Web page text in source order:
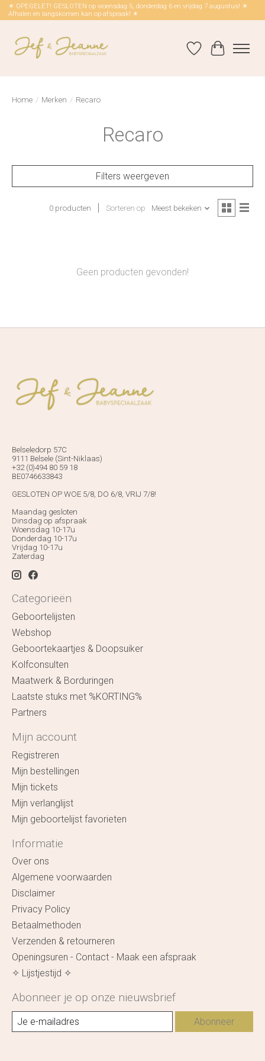
☀ OPEGELET! GESLOTEN op woensdag 5, donderdag 6 en vrijdag 7 augustus! ☀
Afhalen en langskomen kan op afspraak! ☀
Verlanglijst
Home / Merken / Recaro
Recaro
Filters weergeven
0 producten Sorteren op Meest bekeken
Geen producten gevonden!
Belseledorp 57C
9111 Belsele (Sint-Niklaas)
+32 (0)494 80 59 18
BE0746633843
GESLOTEN OP WOE 5/8, DO 6/8, VRIJ 7/8!
Maandag gesloten
Dinsdag op afspraak
Woensdag 10-17u
Donderdag 10-17u
Vrijdag 10-17u
Zaterdag
Categorieën
Geboortelijsten
Webshop
Geboortekaartjes & Doopsuiker
Kolfconsulten
Maatwerk & Borduringen
Laatste stuks met %KORTING%
Partners
Mijn account
Registreren
Mijn bestellingen
Mijn tickets
Mijn verlanglijst
Mijn geboortelijst favorieten
Informatie
Over ons
Algemene voorwaarden
Disclaimer
Privacy Policy
Betaalmethoden
Verzenden & retourneren
Openingsuren - Contact - Maak een afspraak
✧ Lijstjestijd ✧
Abonneer je op onze nieuwsbrief
Abonneer